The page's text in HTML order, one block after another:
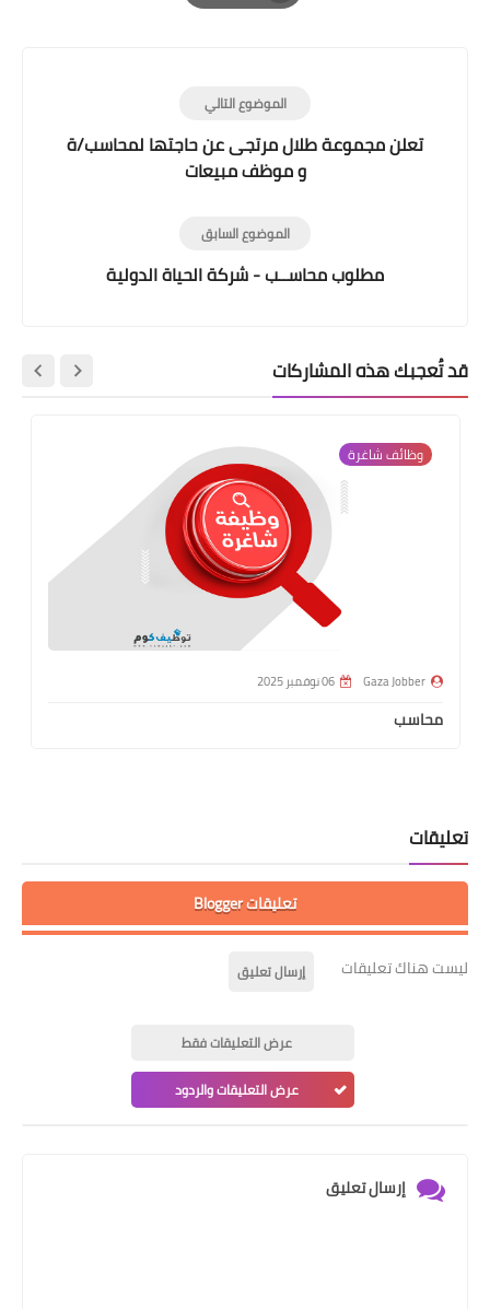
Print
الموضوع التالي
تعلن مجموعة طلال مرتجى عن حاجتها لمحاسب/ة
و موظف مبيعات
الموضوع السابق
مطلوب محاســب - شركة الحياة الدولية
قد تُعجبك هذه المشاركات
وظائف شاغرة
Gaza Jobber 06 نوفمبر 2025
محاسب
تعليقات
تعليقات Blogger
ليست هناك تعليقات إرسال تعليق
عرض التعليقات فقط
عرض التعليقات والردود
إرسال تعليق